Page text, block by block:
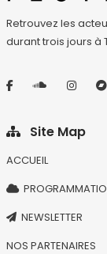
Retrouvez les
durant trois jours à
Site Map
ACCUEIL
NEWSLETTER
NOS PARTENAIRES